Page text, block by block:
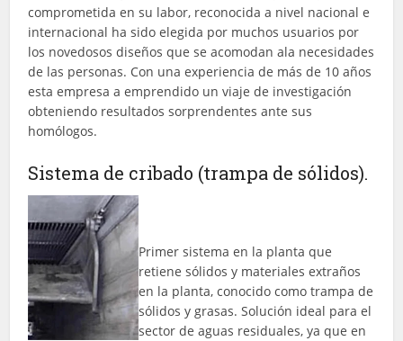
comprometida en su labor, reconocida a nivel nacional e
internacional ha sido elegida por muchos usuarios por
los novedosos diseños que se acomodan ala necesidades
de las personas. Con una experiencia de más de 10 años
esta empresa a emprendido un viaje de investigación
obteniendo resultados sorprendentes ante sus
homólogos.
Sistema de cribado (trampa de sólidos).
Primer sistema en la planta que
retiene sólidos y materiales extraños
en la planta, conocido como trampa de
sólidos y grasas. Solución ideal para el
sector de aguas residuales, ya que en